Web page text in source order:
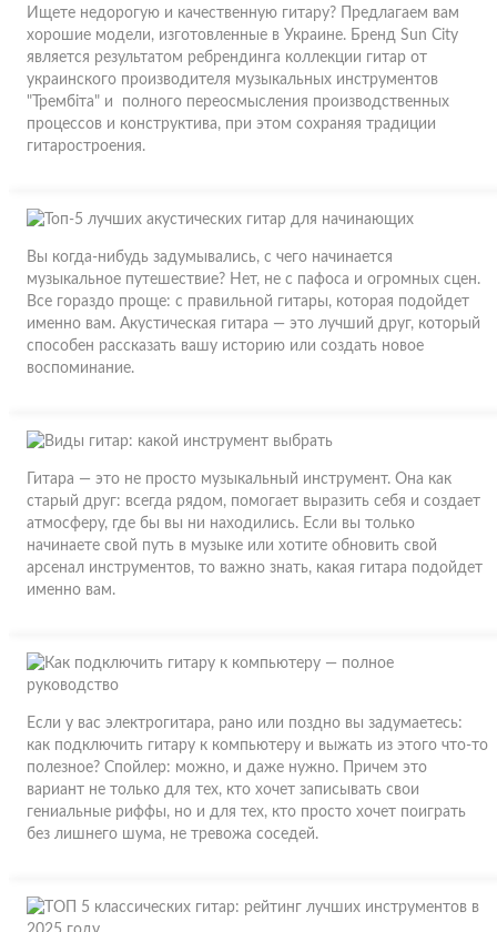
Ищете недорогую и качественную гитару? Предлагаем вам
хорошие модели, изготовленные в Украине. Бренд Sun City
является результатом ребрендинга коллекции гитар от
украинского производителя музыкальных инструментов
"Трембіта" и полного переосмысления производственных
процессов и конструктива, при этом сохраняя традиции
гитаростроения.
Вы когда-нибудь задумывались, с чего начинается
музыкальное путешествие? Нет, не с пафоса и огромных сцен.
Все гораздо проще: с правильной гитары, которая подойдет
именно вам. Акустическая гитара — это лучший друг, который
способен рассказать вашу историю или создать новое
воспоминание.
Гитара — это не просто музыкальный инструмент. Она как
старый друг: всегда рядом, помогает выразить себя и создает
атмосферу, где бы вы ни находились. Если вы только
начинаете свой путь в музыке или хотите обновить свой
арсенал инструментов, то важно знать, какая гитара подойдет
именно вам.
Если у вас электрогитара, рано или поздно вы задумаетесь:
как подключить гитару к компьютеру и выжать из этого что-то
полезное? Спойлер: можно, и даже нужно. Причем это
вариант не только для тех, кто хочет записывать свои
гениальные риффы, но и для тех, кто просто хочет поиграть
без лишнего шума, не тревожа соседей.